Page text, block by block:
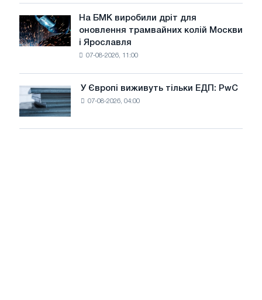
досягнення
цілей
декарбонізації
у
липні
На
БМК
виробили
трамвайних
колій
Москви
і
На БМК виробили дріт для
оновлення трамвайних колій Москви
і Ярославля
07-08-2026, 11:00
Європі
виживуть
тільки
У Європі виживуть тільки ЕДП: PwC
07-08-2026, 04:00